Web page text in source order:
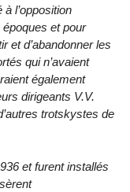
l’opposition
et pour
et d’abandonner les
qui n’avaient
également
dirigeants V.V.
trotskystes de
et furent installés